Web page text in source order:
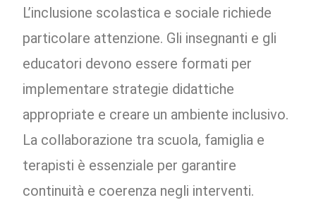
L’inclusione scolastica e sociale richiede
particolare attenzione. Gli insegnanti e gli
educatori devono essere formati per
implementare strategie didattiche
appropriate e creare un ambiente inclusivo.
La collaborazione tra scuola, famiglia e
terapisti è essenziale per garantire
continuità e coerenza negli interventi.